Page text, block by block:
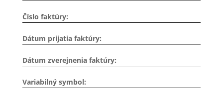
Číslo faktúry:
Dátum prijatia faktúry:
Dátum zverejnenia faktúry:
Variabilný symbol: